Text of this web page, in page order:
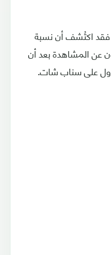
فقد اكتُشف أن نسبة
عن المشاهدة بعد أن
على سناب شات.